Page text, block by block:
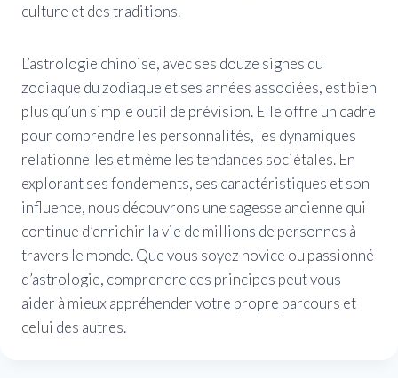
culture et des traditions.
L’astrologie chinoise, avec ses douze signes du
zodiaque du zodiaque et ses années associées, est bien
plus qu’un simple outil de prévision. Elle offre un cadre
pour comprendre les personnalités, les dynamiques
relationnelles et même les tendances sociétales. En
explorant ses fondements, ses caractéristiques et son
influence, nous découvrons une sagesse ancienne qui
continue d’enrichir la vie de millions de personnes à
travers le monde. Que vous soyez novice ou passionné
d’astrologie, comprendre ces principes peut vous
aider à mieux appréhender votre propre parcours et
celui des autres.